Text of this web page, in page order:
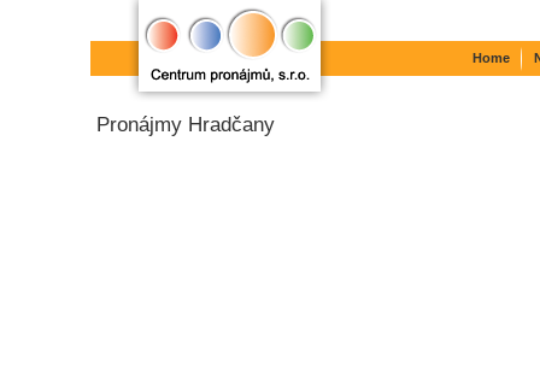
Pronájmy Hradčany
Home